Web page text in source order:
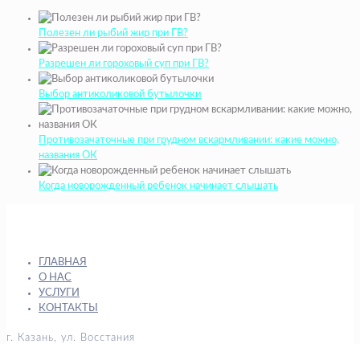
Полезен ли рыбий жир при ГВ?
Разрешен ли гороховый суп при ГВ?
Выбор антиколиковой бутылочки
Противозачаточные при грудном вскармливании: какие можно,
названия ОК
Когда новорожденный ребенок начинает слышать
ГЛАВНАЯ
О НАС
УСЛУГИ
КОНТАКТЫ
г. Казань, ул. Восстания